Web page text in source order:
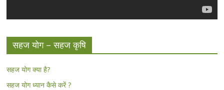
सहज योग – सहज कृषि
सहज योग क्या है?
सहज योग ध्यान कैसे करें ?